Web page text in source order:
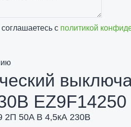
с политикой
EZ9F14250
50A B 4,5кА 230В